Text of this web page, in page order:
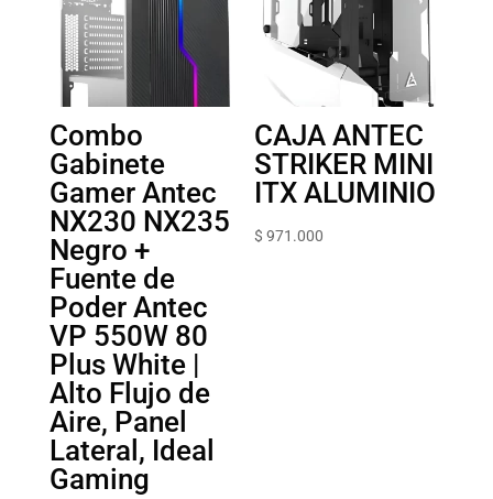
Combo
Gabinete
Gamer Antec
NX230 NX235
Negro +
Fuente de
Poder Antec
VP 550W 80
Plus White |
Alto Flujo de
Aire, Panel
Lateral, Ideal
Gaming
CAJA ANTEC
STRIKER‎ MINI
‎ITX‎ ALUMINIO
$ 971.000